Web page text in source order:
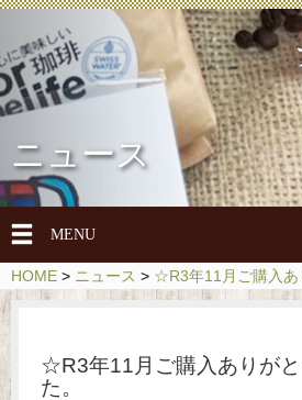
ニュース
メ
ニ
ュ
閉
MENU
HOME > ニュース > ☆R3年11月ご購入あ
☆R3年11月ご購入ありが
た。